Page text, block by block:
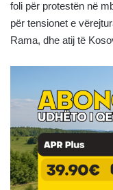
foli për protestën në
për tensionet e
Rama, dhe atij të